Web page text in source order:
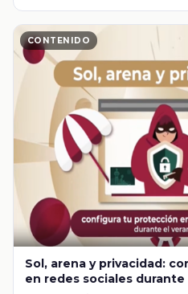
CONTENIDO
Sol, arena y privacidad:
en redes sociales durante